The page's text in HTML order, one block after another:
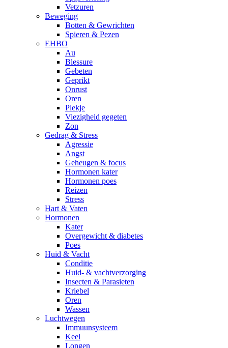
Vetzuren
Beweging
Botten & Gewrichten
Spieren & Pezen
EHBO
Au
Blessure
Gebeten
Geprikt
Onrust
Oren
Plekje
Viezigheid gegeten
Zon
Gedrag & Stress
Agressie
Angst
Geheugen & focus
Hormonen kater
Hormonen poes
Reizen
Stress
Hart & Vaten
Hormonen
Kater
Overgewicht & diabetes
Poes
Huid & Vacht
Conditie
Huid- & vachtverzorging
Insecten & Parasieten
Kriebel
Oren
Wassen
Luchtwegen
Immuunsysteem
Keel
Longen